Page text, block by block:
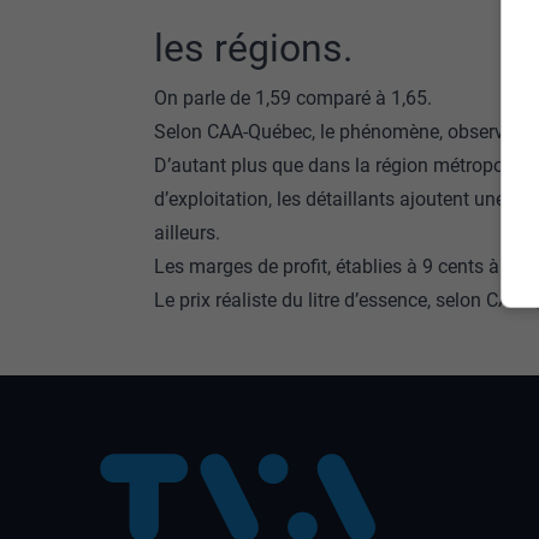
les régions.
On parle de 1,59 comparé à 1,65.
Selon CAA-Québec, le phénomène, observé
D’autant plus que dans la région
d’exploitation, les détaillants ajoutent une
ailleurs.
Les marges de profit, établies à 9 cents à
Le prix réaliste du litre d’essence, selon CAA